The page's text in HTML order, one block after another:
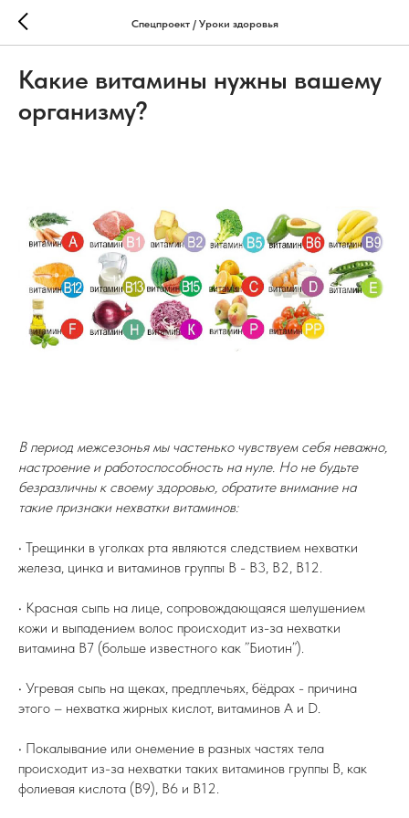
Спецпроект / Уроки здоровья
Какие витамины нужны вашему
организму?
В период межсезонья мы частенько чувствуем себя неважно,
настроение и работоспособность на нуле. Но не будьте
безразличны к своему здоровью, обратите внимание на
такие признаки нехватки витаминов:
• Трещинки в уголках рта являются следствием нехватки
железа, цинка и витаминов группы В - В3, В2, В12.
• Красная сыпь на лице, сопровождающаяся шелушением
кожи и выпадением волос происходит из-за нехватки
витамина В7 (больше известного как ”Биотин”).
• Угревая сыпь на щеках, предплечьях, бёдрах - причина
этого – нехватка жирных кислот, витаминов А и D.
• Покалывание или онемение в разных частях тела
происходит из-за нехватки таких витаминов группы В, как
фолиевая кислота (В9), В6 и В12.